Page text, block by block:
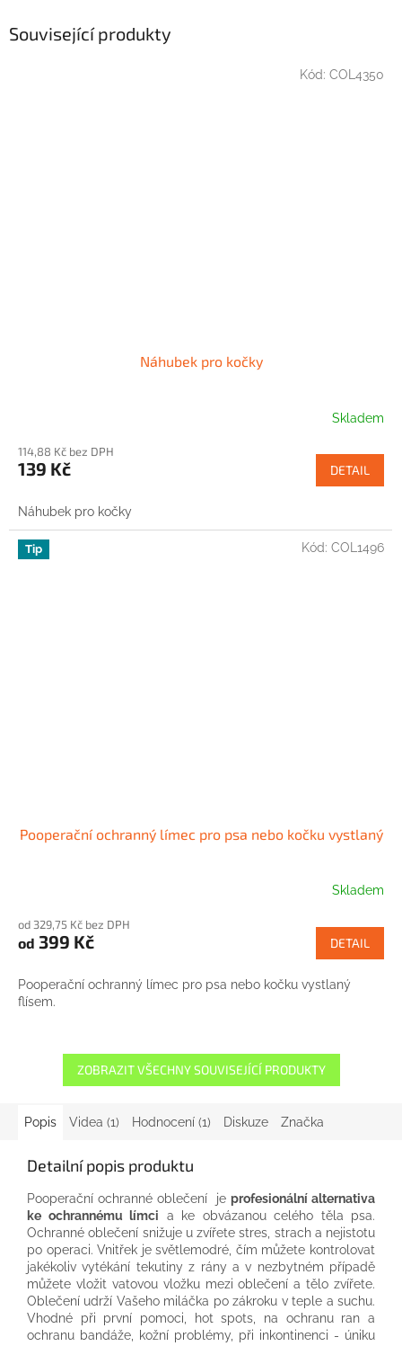
Související produkty
Náhubek pro kočky
Skladem
114,88 Kč bez DPH
139 Kč DETAIL
Náhubek pro kočky
Kód: COL4350
Tip
Pooperační ochranný límec pro psa nebo kočku vystlaný
Skladem
od 329,75 Kč bez DPH
od 399 Kč DETAIL
Pooperační ochranný límec pro psa nebo kočku vystlaný
flísem.
Kód: COL1496
ZOBRAZIT VŠECHNY SOUVISEJÍCÍ PRODUKTY
Popis Videa (1) Hodnocení (1) Diskuze Značka
Detailní popis produktu
Pooperační ochranné oblečení je profesionální alternativa
ke ochrannému límci a ke obvázanou celého těla psa.
Ochranné oblečení snižuje u zvířete stres, strach a nejistotu
po operaci. Vnitřek je světlemodré, čím můžete kontrolovat
jakékoliv vytékání tekutiny z rány a v nezbytném případě
můžete vložit vatovou vložku mezi oblečení a tělo zvířete.
Oblečení udrží Vašeho miláčka po zákroku v teple a suchu.
Vhodné při první pomoci, hot spots, na ochranu ran a
ochranu bandáže, kožní problémy, při inkontinenci - úniku